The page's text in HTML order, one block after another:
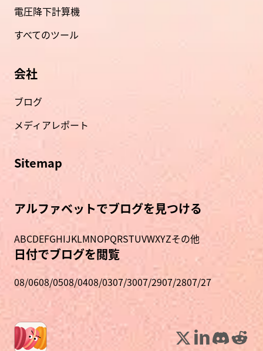
電圧降下計算機
すべてのツール
会社
ブログ
メディアレポート
Sitemap
アルファベットでブログを見つける
ABCDEFGHIJKLMNOPQRSTUVWXYZその他
日付でブログを閲覧
08/0608/0508/0408/0307/3007/2907/2807/27